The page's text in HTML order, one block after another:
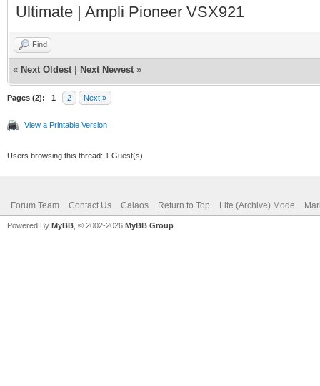
Ultimate | Ampli Pioneer VSX921
Find
« Next Oldest Next Newest »
Pages (2): 1 2 Next »
View a Printable Version
Users browsing this thread: 1 Guest(s)
Forum Team Contact Us Calaos Return to Top Lite (Archive) Mode
Powered By MyBB , © 2002-2026 MyBB Group